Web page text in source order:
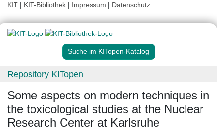
KIT | KIT-Bibliothek | Impressum | Datenschutz
Suche im KITopen-Katalog
Repository KITopen
Some aspects on modern techniques in
the toxicological studies at the Nuclear
Research Center at Karlsruhe